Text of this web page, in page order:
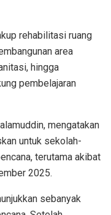
rehabilitasi ruang
area
hingga
pembelajaran
mengatakan
untuk sekolah-
terutama akibat
2025.
sebanyak